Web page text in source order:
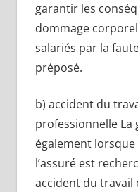
garantir les
dommage
salariés par la
préposé.
b) accident du
professionnelle La
également
l’assuré est
accident du travail